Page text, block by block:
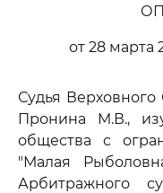
от 28 марта
Судья
Пронина М.В.,
общества с
"Малая
Арбитражного